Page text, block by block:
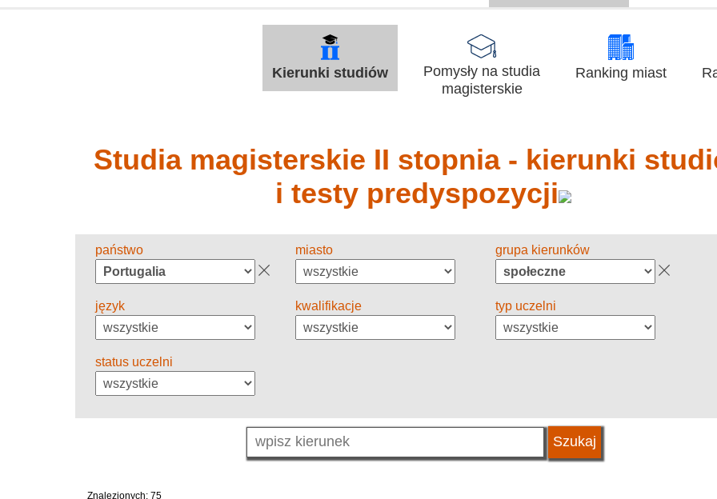
Kierunki studiów
Pomysły na studia
magisterskie
Ranking miast
Studia magisterskie II stopnia - kierunki
i testy predyspozycji
państwo miasto grupa kierunków
język kwalifikacje typ uczelni
status uczelni
Znalezionych: 75